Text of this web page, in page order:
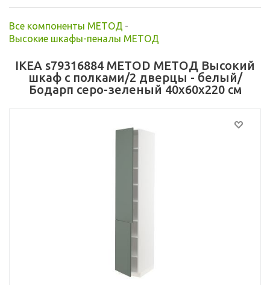
Все компоненты МЕТОД -
Высокие шкафы-пеналы МЕТОД
IKEA s79316884 METOD МЕТОД Высокий
шкаф с полками/2 дверцы - белый/
Бодарп серо-зеленый 40x60x220 см